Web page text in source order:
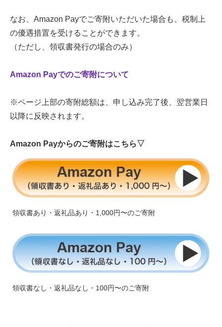
なお、Amazon Payでご寄附いただいた場合も、税制上
の優遇措置を受けることができます。
（ただし、領収書発行の場合のみ）
Amazon Payでのご寄附について
※ページ上部の寄附総額は、申し込み完了後、翌営業日
以降に反映されます。
Amazon Payからのご寄附はこちら▽
領収書あり・返礼品あり・1,000円〜のご寄附
領収書なし・返礼品なし・100円〜のご寄附